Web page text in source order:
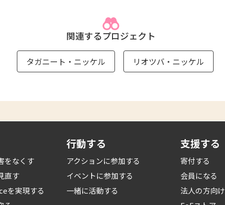
関連するプロジェクト
タガニート・ニッケル リオツバ・ニッケル
をなくす
直す
を実現する
行動する
アクションに参加する
イベントに参加する
一緒に活動する
支援する
寄付する
会員になる
法人の方向け